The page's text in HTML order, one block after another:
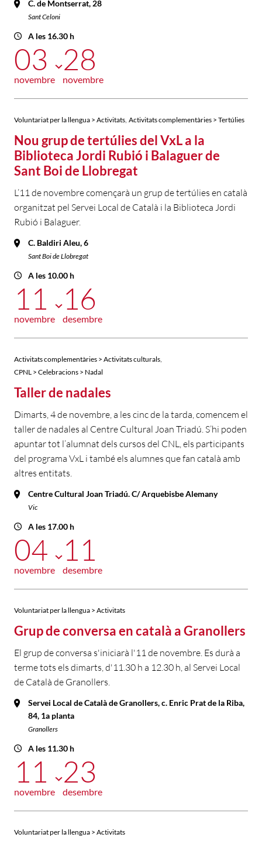
C. de Montserrat, 28
Sant Celoni
A les 16.30 h
03
novembre
28
novembre
Voluntariat per la llengua > Activitats Activitats complementàries > Tertúlies
Nou grup de tertúlies del VxL a la
Biblioteca Jordi Rubió i Balaguer de
Sant Boi de Llobregat
L’11 de novembre començarà un grup de tertúlies en català
organitzat pel Servei Local de Català i la Biblioteca Jordi
Rubió i Balaguer.
C. Baldiri Aleu, 6
Sant Boi de Llobregat
A les 10.00 h
11
novembre
16
desembre
Activitats complementàries > Activitats culturals
CPNL > Celebracions > Nadal
Taller de nadales
Dimarts, 4 de novembre, a les cinc de la tarda, comencem el
taller de nadales al Centre Cultural Joan Triadú. S’hi poden
apuntar tot l’alumnat dels cursos del CNL, els participants
del programa VxL i també els alumnes que fan català amb
altres entitats.
Centre Cultural Joan Triadú. C/ Arquebisbe Alemany
Vic
A les 17.00 h
04
novembre
11
desembre
Voluntariat per la llengua > Activitats
Grup de conversa en català a Granollers
El grup de conversa s'iniciarà l'11 de novembre. Es durà a
terme tots els dimarts, d'11.30 h a 12.30 h, al Servei Local
de Català de Granollers.
Servei Local de Català de Granollers, c. Enric Prat de la Riba,
84, 1a planta
Granollers
A les 11.30 h
11
novembre
23
desembre
Voluntariat per la llengua > Activitats